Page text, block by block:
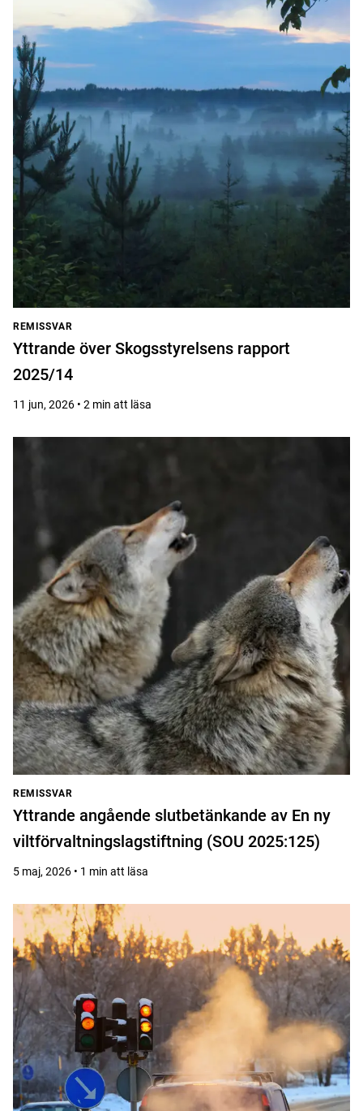
REMISSVAR
Yttrande över Skogsstyrelsens rapport
2025/14
11 jun, 2026 • 2 min att läsa
REMISSVAR
Yttrande angående slutbetänkande av En ny
viltförvaltningslagstiftning (SOU 2025:125)
5 maj, 2026 • 1 min att läsa